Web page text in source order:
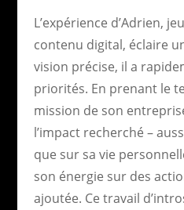
L’expérience d’Adrien,
contenu digital, éclaire
vision précise, il a
priorités. En prenant le
mission de son
l’impact recherché –
que sur sa vie
son énergie sur des
ajoutée. Ce travail